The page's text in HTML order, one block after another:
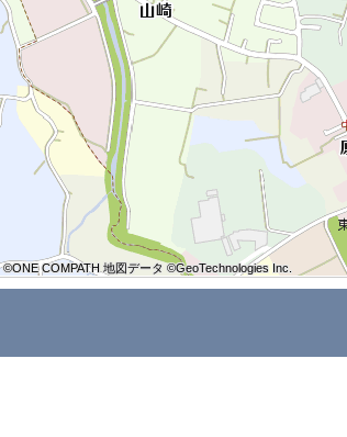
©ONE COMPATH 地図データ ©GeoTechnologies Inc.
©ONE COMPATH 地図データ ©GeoTechnologies Inc.
©ONE COMPATH 地図データ ©GeoTechnologies Inc.
©ONE COMPATH 地図データ ©GeoTechnologies Inc.
©ONE COMPATH 地図データ ©GeoTechnologies Inc.
©ONE COMPATH 地図データ ©GeoTechnologies Inc.
©ONE COMPATH 地図データ ©GeoTechnologies Inc.
©ONE COMPATH 地図データ ©GeoTechnologies Inc.
©ONE COMPATH 地図データ ©GeoTechnologies Inc.